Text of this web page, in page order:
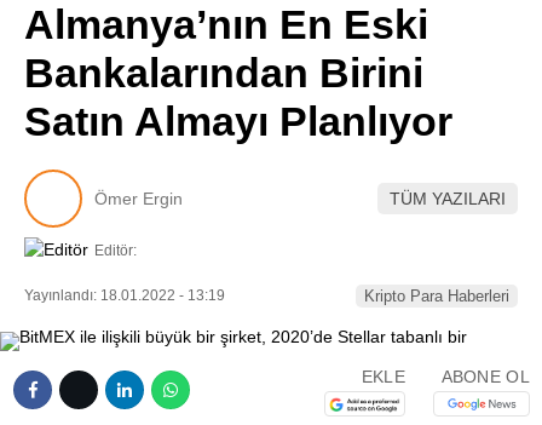
TikTok
Almanya’nın En Eski
Bankalarından Birini
Satın Almayı Planlıyor
Ömer Ergin TÜM YAZILARI
Editör:
Yayınlandı: 18.01.2022 - 13:19 Kripto Para Haberleri
EKLE ABONE OL